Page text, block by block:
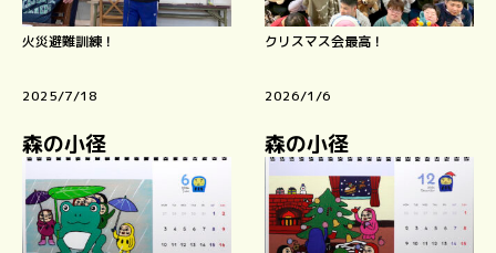
火災避難訓練！
2025/7/18
クリスマス会最高！
2026/1/6
森の小径 森の小径